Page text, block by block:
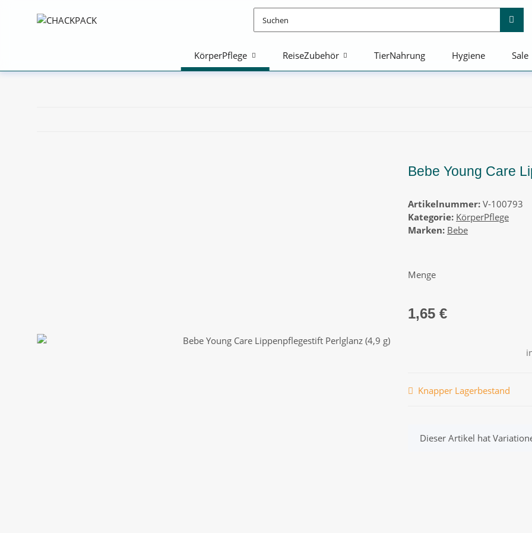
KörperPflege ReiseZubehör TierNahrung Hygiene Sale
Bebe Young Care
Artikelnummer: V-100793
Kategorie: KörperPflege
Marken: Bebe
Menge
1,65 €
Knapper Lagerbestand
x
Dieser Artikel hat